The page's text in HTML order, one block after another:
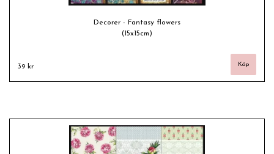
Decorer - Fantasy flowers
(15x15cm)
39 kr